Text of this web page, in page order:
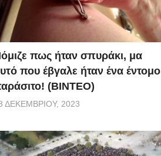
πως ήταν σπυράκι, μα
που έβγαλε ήταν ένα έντομο
(BINTEO)
ΔΕΚΕΜΒΡΊΟΥ, 2023